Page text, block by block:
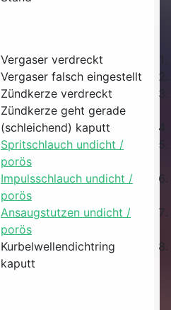
Vergaser verdreckt
Vergaser falsch eingestellt
Zündkerze verdreckt
Zündkerze geht gerade
(schleichend) kaputt
Spritschlauch undicht /
porös
Impulsschlauch undicht /
porös
Ansaugstutzen undicht /
porös
Kurbelwellendichtring
kaputt